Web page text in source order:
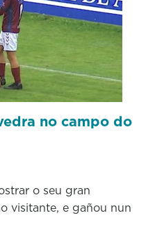
no campo do
o seu gran
visitante, e gañou nun